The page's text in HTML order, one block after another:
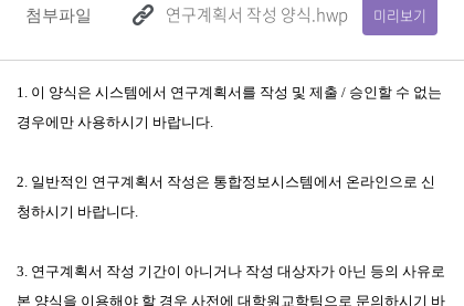
첨부파일 연구계획서 작성 양식.hwp 미리보기
1. 이 양식은 시스템에서 연구계획서를 작성 및 제출 / 승인할 수 없는
경우에만 사용하시기 바랍니다.
2. 일반적인 연구계획서 작성은 통합정보시스템에서 온라인으로 신
청하시기 바랍니다.
3. 연구계획서 작성 기간이 아니거나 작성 대상자가 아닌 등의 사유로
본 양식을 이용해야 할 경우 사전에 대학원교학팀으로 문의하시기 바